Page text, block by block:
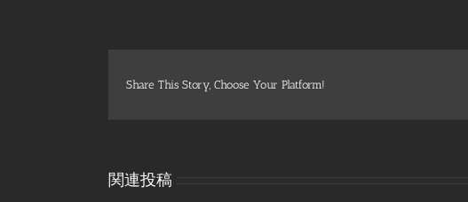
Share This Story, Choose Your Platform!
関連投稿